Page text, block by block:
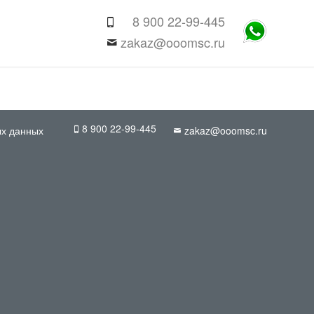
8 900 22-99-445
zakaz@ooomsc.ru
данных 8 900 22-99-445 zakaz@ooomsc.ru